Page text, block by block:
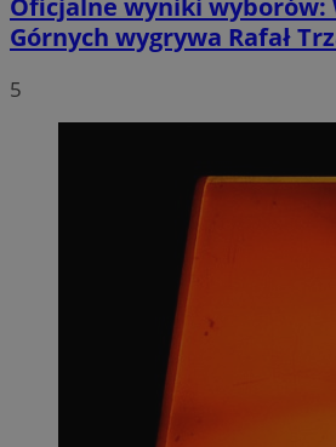
Oficjalne wyniki wyborów:
Górnych wygrywa Rafał
5